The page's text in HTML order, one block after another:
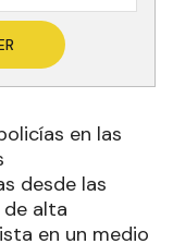
en las
desde las
alta
en un medio